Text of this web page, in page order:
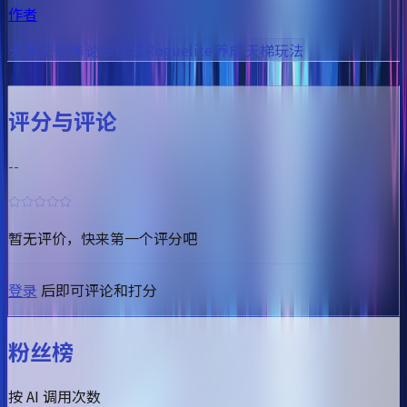
作者
无限流恐怖论坛玩法 Roguelite 养成天梯玩法
评分与评论
--
暂无评价，快来第一个评分吧
登录 后即可评论和打分
粉丝榜
按 AI 调用次数